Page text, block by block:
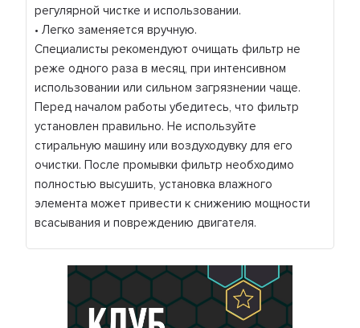
регулярной чистке и использовании.
• Легко заменяется вручную.
Специалисты рекомендуют очищать фильтр не
реже одного раза в месяц, при интенсивном
использовании или сильном загрязнении чаще.
Перед началом работы убедитесь, что фильтр
установлен правильно. Не используйте
стиральную машину или воздуходувку для его
очистки. После промывки фильтр необходимо
полностью высушить, установка влажного
элемента может привести к снижению мощности
всасывания и повреждению двигателя.